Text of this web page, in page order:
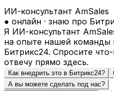
ИИ-консультант AmSales
● онлайн · знаю про
Я ИИ-консультант
на опыте нашей команды
Битрикс24. Спросите
отвечу прямо здесь.
Как внедрить это в Битрикс24?
А вы можете сделать под нас?